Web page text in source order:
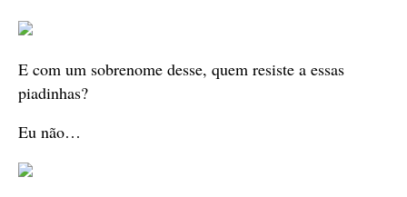
E com um sobrenome desse, quem resiste a essas
piadinhas?
Eu não…